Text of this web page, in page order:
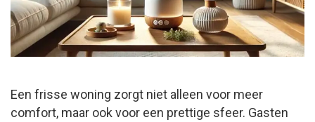
Een frisse woning zorgt niet alleen voor meer
comfort, maar ook voor een prettige sfeer. Gasten